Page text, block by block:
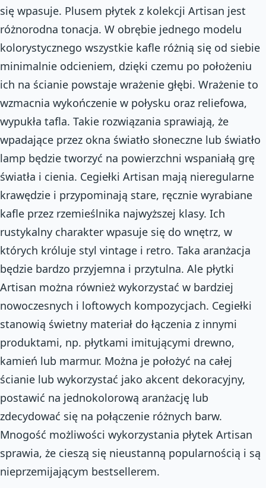
się wpasuje. Plusem płytek z kolekcji Artisan jest
różnorodna tonacja. W obrębie jednego modelu
kolorystycznego wszystkie kafle różnią się od siebie
minimalnie odcieniem, dzięki czemu po położeniu
ich na ścianie powstaje wrażenie głębi. Wrażenie to
wzmacnia wykończenie w połysku oraz reliefowa,
wypukła tafla. Takie rozwiązania sprawiają, że
wpadające przez okna światło słoneczne lub światło
lamp będzie tworzyć na powierzchni wspaniałą grę
światła i cienia. Cegiełki Artisan mają nieregularne
krawędzie i przypominają stare, ręcznie wyrabiane
kafle przez rzemieślnika najwyższej klasy. Ich
rustykalny charakter wpasuje się do wnętrz, w
których króluje styl vintage i retro. Taka aranżacja
będzie bardzo przyjemna i przytulna. Ale płytki
Artisan można również wykorzystać w bardziej
nowoczesnych i loftowych kompozycjach. Cegiełki
stanowią świetny materiał do łączenia z innymi
produktami, np. płytkami imitującymi drewno,
kamień lub marmur. Można je położyć na całej
ścianie lub wykorzystać jako akcent dekoracyjny,
postawić na jednokolorową aranżację lub
zdecydować się na połączenie różnych barw.
Mnogość możliwości wykorzystania płytek Artisan
sprawia, że cieszą się nieustanną popularnością i są
nieprzemijającym bestsellerem.